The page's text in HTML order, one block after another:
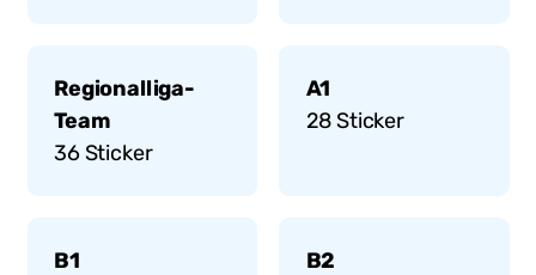
Regionalliga-
Team
36Sticker
A1
28Sticker
B1
B2